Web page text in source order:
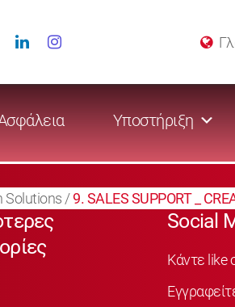
Υποστήριξη
Solutions /9. SALES SUPPORT _
Social
Κάντε like